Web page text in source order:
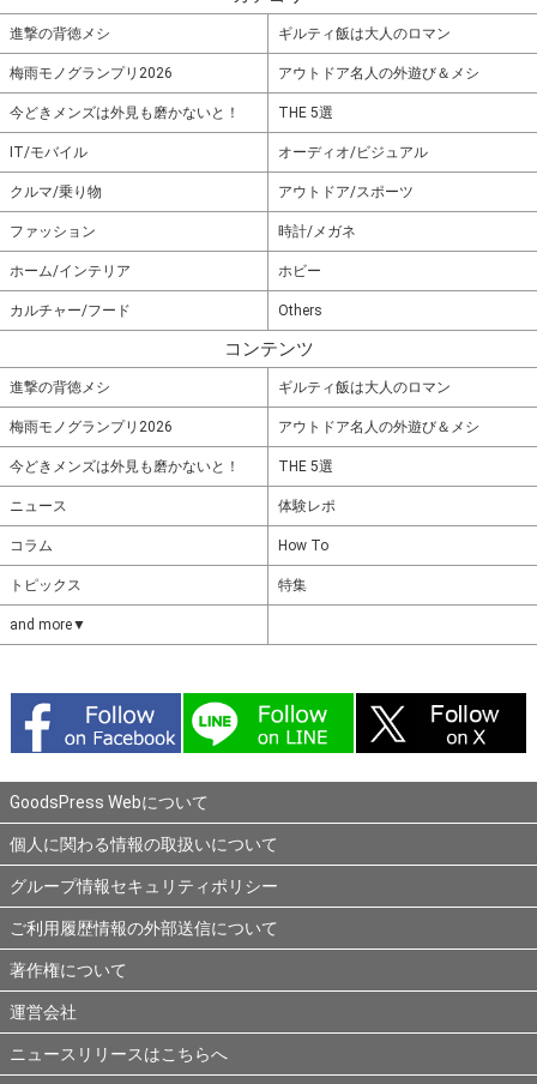
進撃の背徳メシ ギルティ飯は大人のロマン
梅雨モノグランプリ2026 アウトドア名人の外遊び＆メシ
今どきメンズは外見も磨かないと！ THE 5選
IT/モバイル オーディオ/ビジュアル
クルマ/乗り物 アウトドア/スポーツ
ファッション 時計/メガネ
ホーム/インテリア ホビー
カルチャー/フード Others
コンテンツ
進撃の背徳メシ ギルティ飯は大人のロマン
梅雨モノグランプリ2026 アウトドア名人の外遊び＆メシ
今どきメンズは外見も磨かないと！ THE 5選
ニュース 体験レポ
コラム How To
トピックス 特集
and more▼
GoodsPress Webについて
個人に関わる情報の取扱いについて
グループ情報セキュリティポリシー
ご利用履歴情報の外部送信について
著作権について
運営会社
ニュースリリースはこちらへ